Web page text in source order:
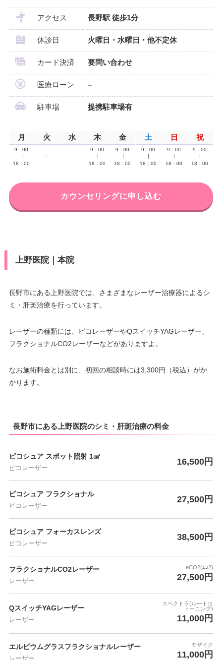
アクセス 長野駅 徒歩1分
休診日 火曜日・水曜日・他不定休
カード決済 要問い合わせ
医療ローン –
駐車場 提携駐車場有
月 火 水 木 金 土 日 祝
9：00
18：00
– –
9：00
18：00
9：00
18：00
9：00
18：00
9：00
18：00
9：00
18：00
カウンセリングに申し込む
上野医院｜本院
長野市にある上野医院では、さまざまなレーザー治療器によるシ
ミ・肝斑治療を行っています。
レーザーの種類には、ピコレーザーやQスイッチYAGレーザー、
フラクショナルCO2レーザーなどがありますよ。
なお施術料金とは別に、初回の相談時には3,300円（税込）がか
かります。
長野市にある上野医院のシミ・肝斑治療の料金
ピコシュア スポット照射 1㎠
ピコレーザー
16,500円
ピコシュア フラクショナル
ピコレーザー
27,500円
ピコシュア フォーカスレンズ
ピコレーザー
38,500円
フラクショナルCO2レーザー
レーザー
eCO2(ｴｺ2)
27,500円
QスイッチYAGレーザー
レーザー
スペクトラ(ルートロ
トーニング)
11,000円
エルビウムグラスフラクショナルレーザー
レーザー
モザイク
11,000円